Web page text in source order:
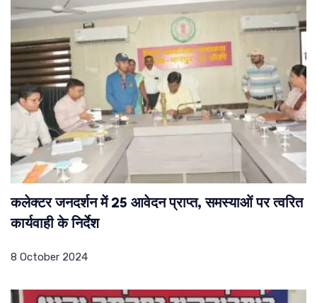
कलेक्टर जनदर्शन में 25 आवेदन प्राप्त, समस्याओं पर त्वरित
कार्यवाही के निर्देश
8 October 2024